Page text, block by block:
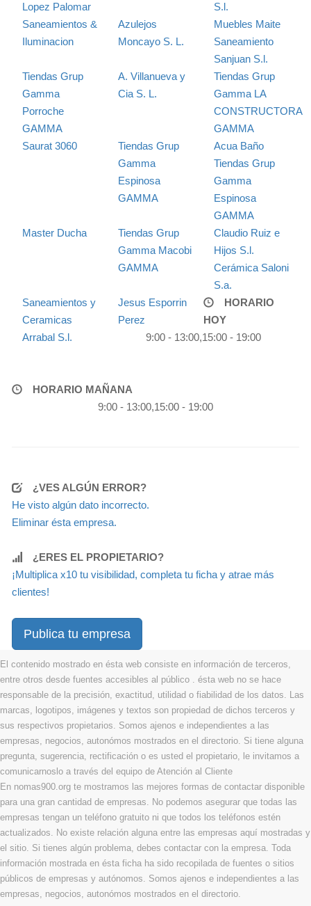
Lopez Palomar
S.l.
Saneamientos &
Iluminacion
Azulejos
Moncayo S. L.
Muebles Maite
Saneamiento
Sanjuan S.l.
Tiendas Grup
Gamma
Porroche
GAMMA
A. Villanueva y
Cia S. L.
Tiendas Grup
Gamma LA
CONSTRUCTORA
GAMMA
Saurat 3060
Tiendas Grup
Gamma
Espinosa
GAMMA
Acua Baño
Tiendas Grup
Gamma
Espinosa
GAMMA
Master Ducha
Tiendas Grup
Gamma Macobi
GAMMA
Claudio Ruiz e
Hijos S.l.
Cerámica Saloni
S.a.
Saneamientos y
Ceramicas
Arrabal S.l.
Jesus Esporrin
Perez
HORARIO
HOY
9:00 - 13:00,15:00 - 19:00
HORARIO MAÑANA
9:00 - 13:00,15:00 - 19:00
¿VES ALGÚN ERROR?
He visto algún dato incorrecto.
Eliminar ésta empresa.
¿ERES EL PROPIETARIO?
¡Multiplica x10 tu visibilidad, completa tu ficha y atrae más
clientes!
Publica tu empresa
El contenido mostrado en ésta web consiste en información de terceros,
entre otros desde fuentes accesibles al público . ésta web no se hace
responsable de la precisión, exactitud, utilidad o fiabilidad de los datos. Las
marcas, logotipos, imágenes y textos son propiedad de dichos terceros y
sus respectivos propietarios. Somos ajenos e independientes a las
empresas, negocios, autonómos mostrados en el directorio. Si tiene alguna
pregunta, sugerencia, rectificación o es usted el propietario, le invitamos a
comunicarnoslo a través del equipo de Atención al Cliente
En nomas900.org te mostramos las mejores formas de contactar disponible
para una gran cantidad de empresas. No podemos asegurar que todas las
empresas tengan un teléfono gratuito ni que todos los teléfonos estén
actualizados. No existe relación alguna entre las empresas aquí mostradas y
el sitio. Si tienes algún problema, debes contactar con la empresa. Toda
información mostrada en ésta ficha ha sido recopilada de fuentes o sitios
públicos de empresas y autónomos. Somos ajenos e independientes a las
empresas, negocios, autonómos mostrados en el directorio.